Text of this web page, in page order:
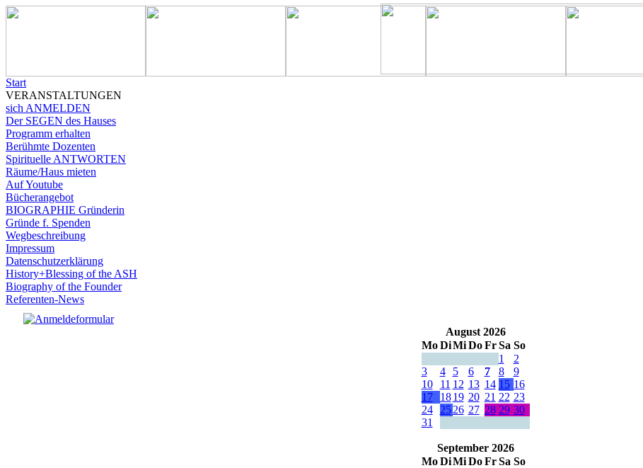
Start
VERANSTALTUNGEN
sich ANMELDEN
Der SEGEN des Hauses
Programm erhalten
Berühmte Dozenten
Spirituelle ANTWORTEN
Räume/Haus mieten
Auf Youtube
Bücherangebot
BIOGRAPHIE Gründerin
Gründe f. Spenden
Wegbeschreibung
Impressum
Datenschutzerklärung
History+Blessing of the ASH
Biography of the Founder
Referenten-News
August 2026
Mo DiMi Do Fr Sa So
1
2
3
4 5 6 7 8
9
10
11 12 13 14 15 16
17
18 19 20 21 22 23
24
25 26 27 28 29 30
31
September 2026
Mo DiMi Do Fr Sa So